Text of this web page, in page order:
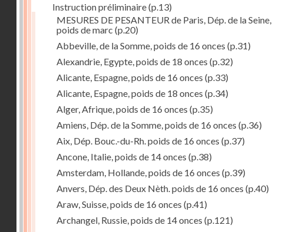
Instruction préliminaire(p.13)
MESURES DE PESANTEUR de Paris, Dép. de la Seine,
poids de marc (p.20)
Abbeville, de la Somme, poids de 16 onces (p.31)
Alexandrie, Egypte, poids de 18 onces (p.32)
Alicante, Espagne, poids de 16 onces (p.33)
Alicante, Espagne, poids de 18 onces (p.34)
Alger, Afrique, poids de 16 onces (p.35)
Amiens, Dép. de la Somme, poids de 16 onces (p.36)
Aix, Dép. Bouc.-du-Rh. poids de 16 onces (p.37)
Ancone, Italie, poids de 14 onces (p.38)
Amsterdam, Hollande, poids de 16 onces (p.39)
Anvers, Dép. des Deux Nèth. poids de 16 onces (p.40)
Araw, Suisse, poids de 16 onces (p.41)
Archangel, Russie, poids de 14 onces (p.121)